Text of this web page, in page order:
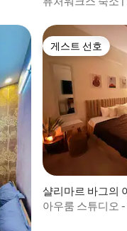
게스트 선호
게스트 선호
샬리마르 바그의
아우룸 스튜디오